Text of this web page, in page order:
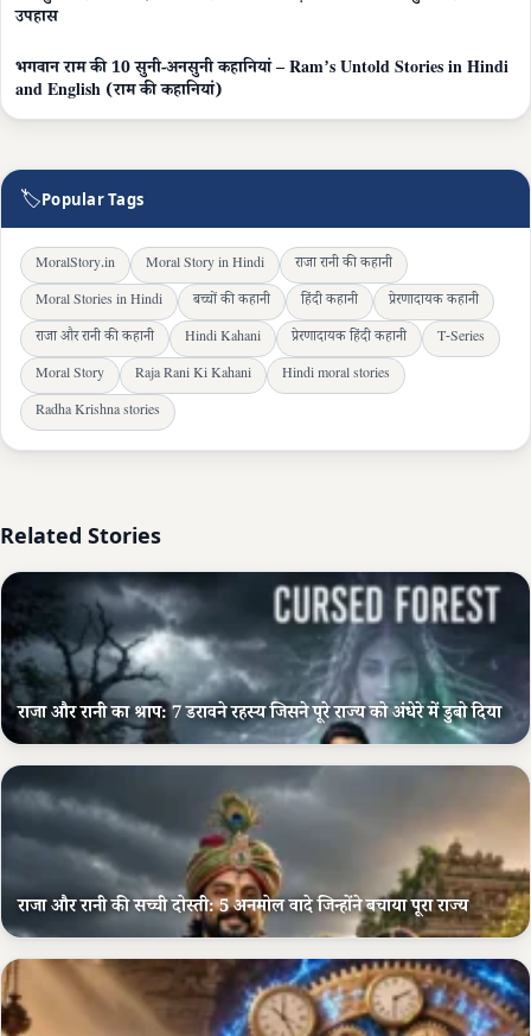
उपहास
भगवान राम की 10 सुनी-अनसुनी कहानियां – Ram’s Untold Stories in Hindi
and English (राम की कहानियां)
🏷Popular Tags
MoralStory.in Moral Story in Hindi
राजा रानी की कहानी
Moral Stories in Hindi
बच्चों की कहानी हिंदी कहानी
प्रेरणादायक कहानी
राजा और रानी की कहानी
Hindi Kahani प्रेरणादायक हिंदी कहानी
T-Series
Moral Story
Raja Rani Ki Kahani
Hindi moral stories
Radha Krishna stories
Related Stories
राजा और रानी का श्राप: 7 डरावने रहस्य जिसने पूरे राज्य को अंधेरे में डुबो दिया
राजा और रानी की सच्ची दोस्ती: 5 अनमोल वादे जिन्होंने बचाया पूरा राज्य